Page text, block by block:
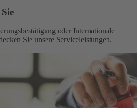
oder Internationale
Sie unsere Serviceleistungen.